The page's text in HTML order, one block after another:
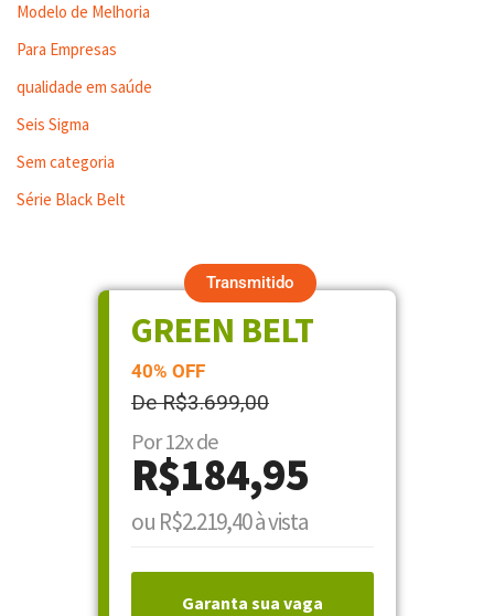
Modelo de Melhoria
Para Empresas
qualidade em saúde
Seis Sigma
Sem categoria
Série Black Belt
Transmitido
GREEN BELT
40% OFF
De R$3.699,00
Por 12x de
R$184,95
ou R$2.219,40 à vista
Garanta sua vaga